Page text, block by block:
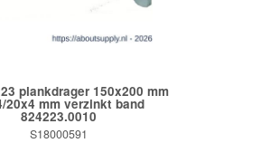
plankdrager 150x200 mm
20x4 mm verzinkt band
824223.0010
S18000591